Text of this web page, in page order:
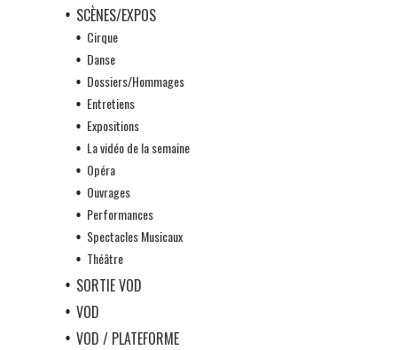
SCÈNES/EXPOS
Cirque
Danse
Dossiers/Hommages
Entretiens
Expositions
La vidéo de la semaine
Opéra
Ouvrages
Performances
Spectacles Musicaux
Théâtre
SORTIE VOD
VOD
VOD / PLATEFORME